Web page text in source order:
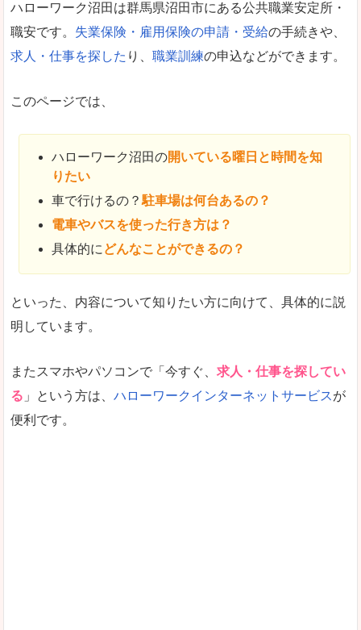
ハローワーク沼田は群馬県沼田市にある公共職業安定所・
職安です。 失業保険・雇用保険の申請・受給の手続きや、
求人・仕事を探した り、 職業訓練の申込などができます。
このページでは、
ハローワーク沼田の開いている曜日と時間を知
りたい
車で行けるの？駐車場は何台あるの？
電車やバスを使った行き方は？
具体的にどんなことができるの？
といった、内容について知りたい方に向けて、具体的に説
明しています。
またスマホやパソコンで「今すぐ、 求人・仕事を探してい
る 」という方は、 ハローワークインターネットサービスが
便利です。